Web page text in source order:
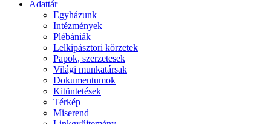
Adattár
Egyházunk
Intézmények
Plébániák
Lelkipásztori körzetek
Papok, szerzetesek
Világi munkatársak
Dokumentumok
Kitüntetések
Térkép
Miserend